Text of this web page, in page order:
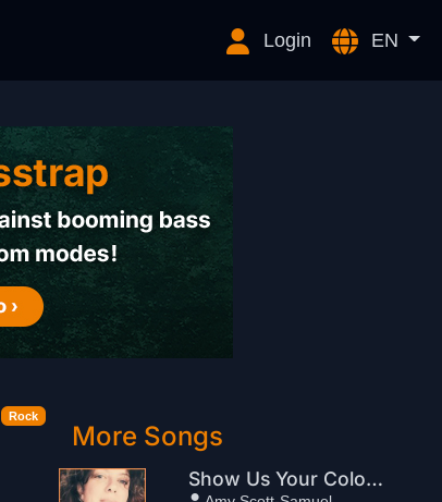
Login EN
Rock
More Songs
Show Us Your Colours